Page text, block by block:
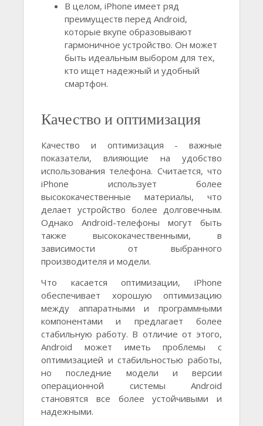
В целом, iPhone имеет ряд
преимуществ перед Android,
которые вкупе образовывают
гармоничное устройство. Он может
быть идеальным выбором для тех,
кто ищет надежный и удобный
смартфон.
Качество и оптимизация
Качество и оптимизация - важные
показатели, влияющие на удобство
использования телефона. Считается, что
iPhone использует более
высококачественные материалы, что
делает устройство более долговечным.
Однако Android-телефоны могут быть
также высококачественными, в
зависимости от выбранного
производителя и модели.
Что касается оптимизации, iPhone
обеспечивает хорошую оптимизацию
между аппаратными и программными
компонентами и предлагает более
стабильную работу. В отличие от этого,
Android может иметь проблемы с
оптимизацией и стабильностью работы,
но последние модели и версии
операционной системы Android
становятся все более устойчивыми и
надежными.